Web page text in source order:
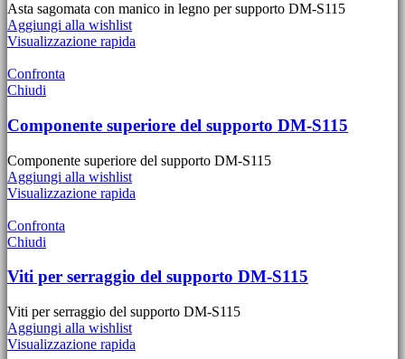
Asta sagomata con manico in legno per supporto DM-S115
Aggiungi alla wishlist
Visualizzazione rapida
Confronta
Chiudi
Componente superiore del supporto DM-S115
Componente superiore del supporto DM-S115
Aggiungi alla wishlist
Visualizzazione rapida
Confronta
Chiudi
Viti per serraggio del supporto DM-S115
Viti per serraggio del supporto DM-S115
Aggiungi alla wishlist
Visualizzazione rapida